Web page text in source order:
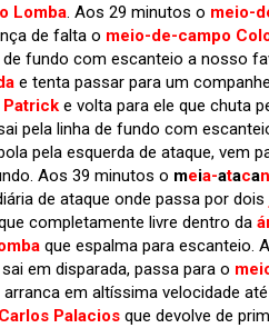
Lomba. Aos 29 minutos o meio-
de falta o meio-de-campo
fundo com escanteio a nosso
e tenta passar para um
Patrick e volta para ele que chuta
pela linha de fundo com
pela esquerda de ataque, vem
Aos 39 minutos o meia-atacan
de ataque onde passa por dois
completamente livre dentro da
que espalma para escanteio.
sai em disparada, passa para o
em altíssima velocidade
Palacios que devolve de